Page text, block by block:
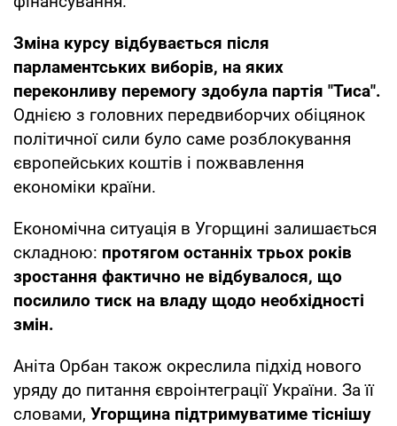
Зміна курсу відбувається після
парламентських виборів, на яких
переконливу перемогу здобула партія "Тиса".
Однією з головних передвиборчих обіцянок
політичної сили було саме розблокування
європейських коштів і пожвавлення
економіки країни.
Економічна ситуація в Угорщині залишається
складною: протягом останніх трьох років
зростання фактично не відбувалося, що
посилило тиск на владу щодо необхідності
змін.
Аніта Орбан також окреслила підхід нового
уряду до питання євроінтеграції України. За її
словами, Угорщина підтримуватиме тіснішу